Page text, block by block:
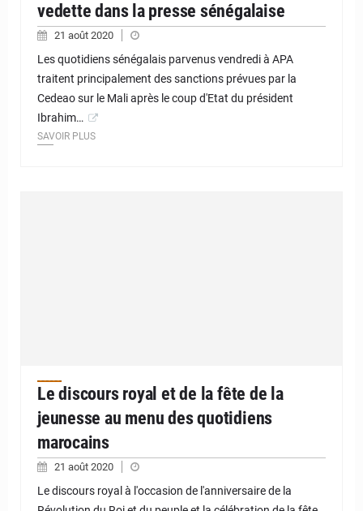
vedette dans la presse sénégalaise
21 août 2020
Les quotidiens sénégalais parvenus vendredi à APA
traitent principalement des sanctions prévues par la
Cedeao sur le Mali après le coup d'Etat du président
Ibrahim…
SAVOIR PLUS
Le discours royal et de la fête de la
jeunesse au menu des quotidiens
marocains
21 août 2020
Le discours royal à l'occasion de l'anniversaire de la